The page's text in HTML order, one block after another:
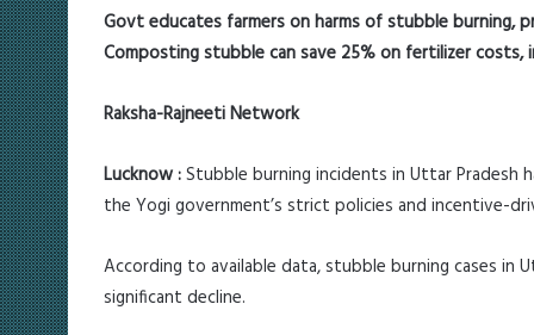
Govt educates farmers on harms of stubble burning,
Composting stubble can save 25% on fertilizer costs,
Raksha-Rajneeti Network
Lucknow :Stubble burning incidents in Uttar Pradesh
the Yogi government’s strict policies and incentive-
According to available data, stubble burning cases in
significant decline.